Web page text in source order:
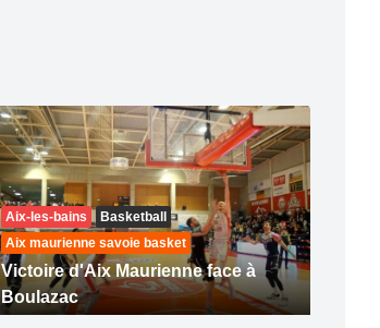
Aix-les-bains
Basketball
Aix maurienne savoie basket
Victoire d'Aix Maurienne face à
Boulazac